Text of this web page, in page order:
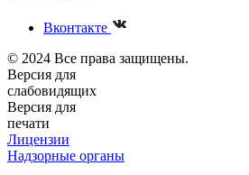
Вконтакте
© 2024 Все права защищены.
Версия для
слабовидящих
Версия для
печати
Лицензии
Надзорные органы